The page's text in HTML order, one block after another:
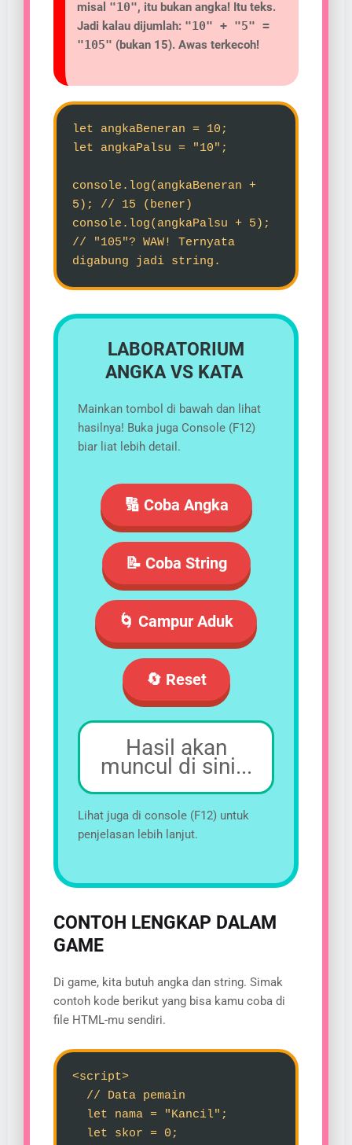
misal "10", itu bukan angka! Itu teks.
Jadi kalau dijumlah: "10" + "5" =
"105" (bukan 15). Awas terkecoh!
let angkaBeneran = 10;
let angkaPalsu = "10";
console.log(angkaBeneran +
5); // 15 (bener)
console.log(angkaPalsu + 5);
// "105"? WAW! Ternyata
digabung jadi string.
LABORATORIUM
ANGKA VS KATA
Mainkan tombol di bawah dan lihat
hasilnya! Buka juga Console (F12)
biar liat lebih detail.
🔢 Coba Angka
📝 Coba String
🌀 Campur Aduk
🔄 Reset
Hasil akan
muncul di sini...
Lihat juga di console (F12) untuk
penjelasan lebih lanjut.
CONTOH LENGKAP DALAM
GAME
Di game, kita butuh angka dan string. Simak
contoh kode berikut yang bisa kamu coba di
file HTML-mu sendiri.
<script>
// Data pemain
let nama = "Kancil";
let skor = 0;